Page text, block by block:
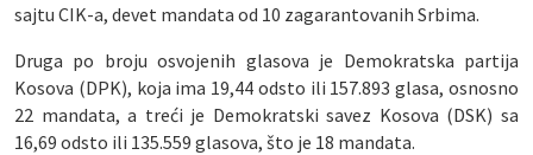
sajtu CIK-a, devet mandata od 10 zagarantovanih Srbima.
Druga po broju osvojenih glasova je Demokratska partija
Kosova (DPK), koja ima 19,44 odsto ili 157.893 glasa, osnosno
22 mandata, a treći je Demokratski savez Kosova (DSK) sa
16,69 odsto ili 135.559 glasova, što je 18 mandata.